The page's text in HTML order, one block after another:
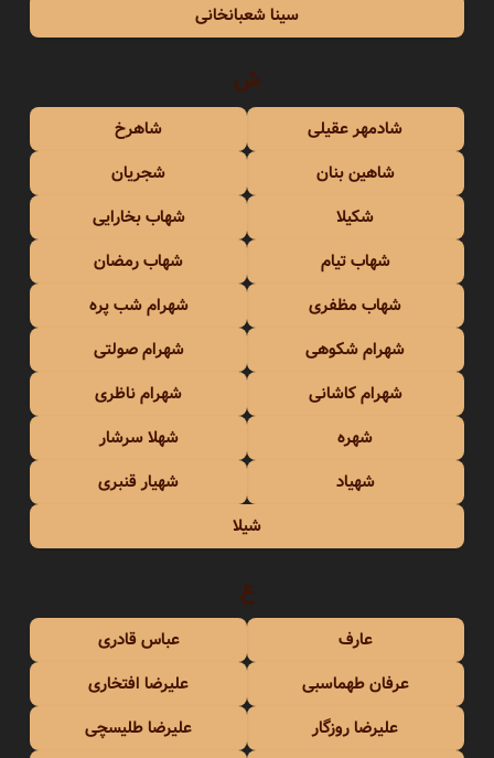
سینا شعبانخانی
ش
شادمهر عقیلی
شاهرخ
شاهین بنان
شجریان
شکیلا
شهاب بخارایی
شهاب تیام
شهاب رمضان
شهاب مظفری
شهرام شب پره
شهرام شکوهی
شهرام صولتی
شهرام کاشانی
شهرام ناظری
شهره
شهلا سرشار
شهیاد
شهیار قنبری
شیلا
ع
عارف
عباس قادری
عرفان طهماسبی
علیرضا افتخاری
علیرضا روزگار
علیرضا طلیسچی